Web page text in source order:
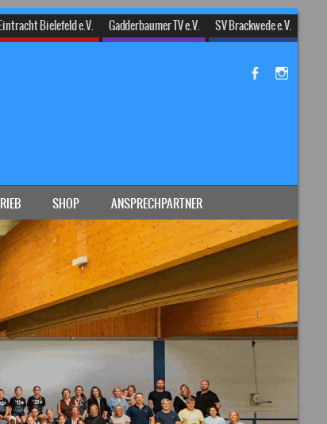
Bielefeld e.V. Gadderbaumer TV e.V. SV Brackwede e.V.
SHOP ANSPRECHPARTNER